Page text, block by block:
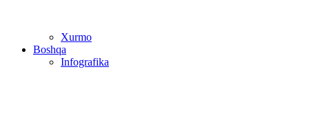
Xurmo
Boshqa
Infografika